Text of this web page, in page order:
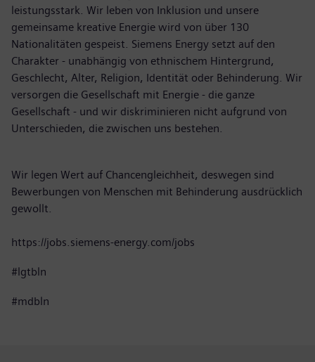
leistungsstark. Wir leben von Inklusion und unsere
gemeinsame kreative Energie wird von über 130
Nationalitäten gespeist. Siemens Energy setzt auf den
Charakter - unabhängig von ethnischem Hintergrund,
Geschlecht, Alter, Religion, Identität oder Behinderung. Wir
versorgen die Gesellschaft mit Energie - die ganze
Gesellschaft - und wir diskriminieren nicht aufgrund von
Unterschieden, die zwischen uns bestehen.
Wir legen Wert auf Chancengleichheit, deswegen sind
Bewerbungen von Menschen mit Behinderung ausdrücklich
gewollt.
https://jobs.siemens-energy.com/jobs
#lgtbln
#mdbln